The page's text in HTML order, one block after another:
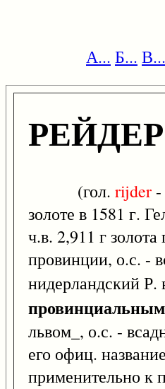
А... Б... В...
РЕЙДЕР
(гол. rijder
золоте в 1581 г.
ч.в. 2,911 г
провинции, о.с. -
нидерландский Р.
провинциальным
львом_, о.с. -
его офиц.
применительно к